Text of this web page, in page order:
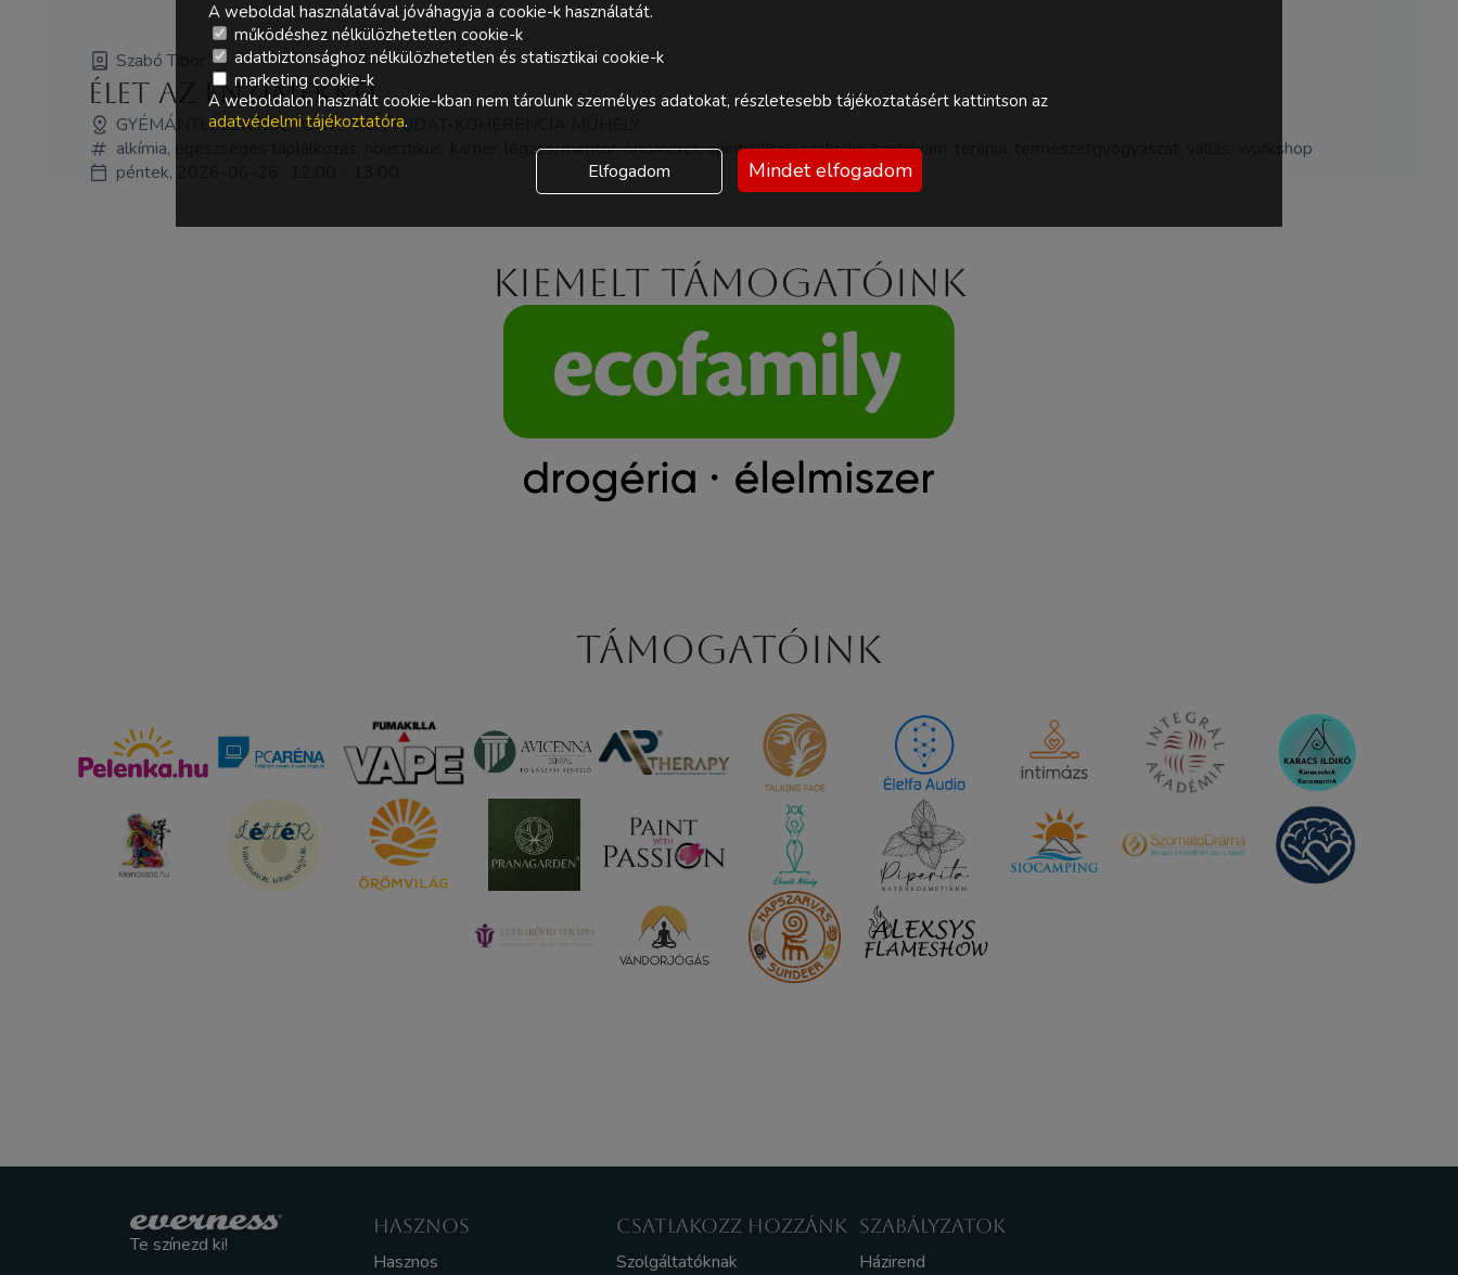
Szabó Tibor
Élet az enzimekkel
GYÉMÁNTLÉLEK KÖZPONT - SZÍVTUDAT-KOHERENCIA MŰHELY
alkímia, egészséges táplálkozás, holisztikus, karrier, légzés, mentor, önismeret, spiritualitás, szakrális, tanfolyam, terápia, természetgyógyászat, vallás, workshop
péntek, 2026-06-26., 12:00 - 13:00
Kiemelt támogatóink
Támogatóink
Te színezd ki!
HASZNOS
Hasznos
CSATLAKOZZ HOZZÁNK
Szolgáltatóknak
SZABÁLYZATOK
Házirend
A weboldal használatával jóváhagyja a cookie-k használatát.
működéshez nélkülözhetetlen cookie-k
adatbiztonsághoz nélkülözhetetlen és statisztikai cookie-k
marketing cookie-k
A weboldalon használt cookie-kban nem tárolunk személyes adatokat, részletesebb tájékoztatásért kattintson az
adatvédelmi tájékoztatóra.
Elfogadom Mindet elfogadom